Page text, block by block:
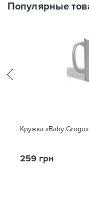
Популярные
Кружка «Baby Grogu»
259 грн